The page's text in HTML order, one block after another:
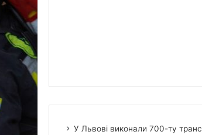
У Львові виконали 700-ту